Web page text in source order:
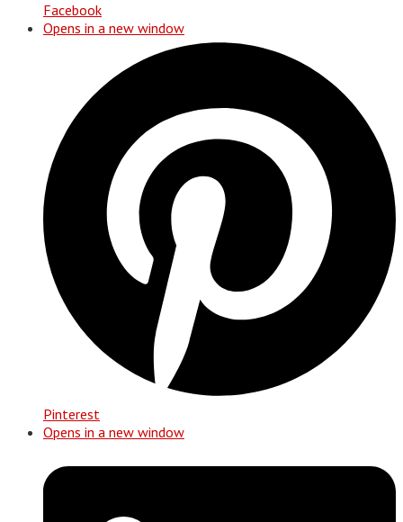
Facebook
Opens in a new window
Pinterest
Opens in a new window